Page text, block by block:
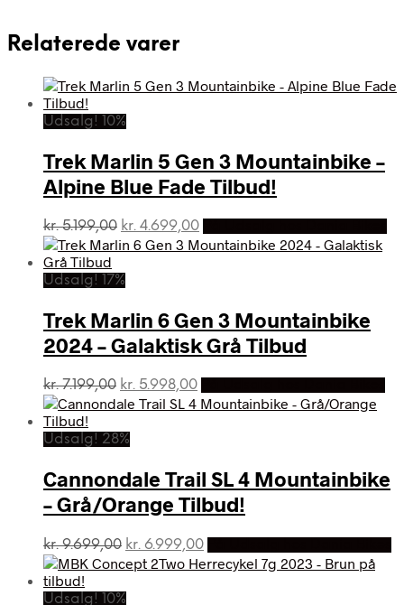
Relaterede varer
Udsalg! 10%
Trek Marlin 5 Gen 3 Mountainbike –
Alpine Blue Fade Tilbud!
kr.5.199,00 Den
oprindelige
var:
kr. 4.699,00Den
aktuelle
Udsalg! 17%
Trek Marlin 6 Gen 3 Mountainbike
2024 – Galaktisk Grå Tilbud
kr.7.199,00 Den
oprindelige
var:
kr. 5.998,00Den
aktuelle
Udsalg! 28%
Cannondale Trail SL 4 Mountainbike
– Grå/Orange Tilbud!
kr.9.699,00 Den
oprindelige
var:
kr. 6.999,00Den
aktuelle
Udsalg! 10%